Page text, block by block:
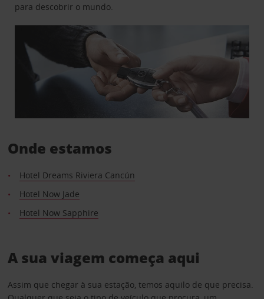
para descobrir o mundo.
Onde estamos
Hotel Dreams Riviera Cancún
Hotel Now Jade
Hotel Now Sapphire
A sua viagem começa aqui
Assim que chegar à sua estação, temos aquilo de que precisa.